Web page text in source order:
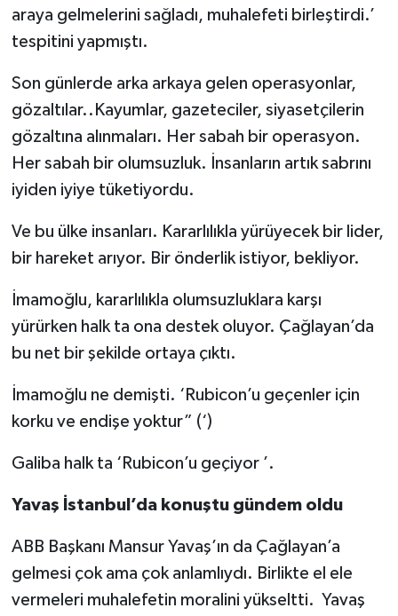
araya gelmelerini sağladı, muhalefeti birleştirdi.’
tespitini yapmıştı.
Son günlerde arka arkaya gelen operasyonlar,
gözaltılar..Kayumlar, gazeteciler, siyasetçilerin
gözaltına alınmaları. Her sabah bir operasyon.
Her sabah bir olumsuzluk. İnsanların artık sabrını
iyiden iyiye tüketiyordu.
Ve bu ülke insanları. Kararlılıkla yürüyecek bir lider,
bir hareket arıyor. Bir önderlik istiyor, bekliyor.
İmamoğlu, kararlılıkla olumsuzluklara karşı
yürürken halk ta ona destek oluyor. Çağlayan’da
bu net bir şekilde ortaya çıktı.
İmamoğlu ne demişti. ‘Rubicon’u geçenler için
korku ve endişe yoktur” (‘)
Galiba halk ta ‘Rubicon’u geçiyor ’.
Yavaş İstanbul’da konuştu gündem oldu
ABB Başkanı Mansur Yavaş’ın da Çağlayan’a
gelmesi çok ama çok anlamlıydı. Birlikte el ele
vermeleri muhalefetin moralini yükseltti. Yavaş